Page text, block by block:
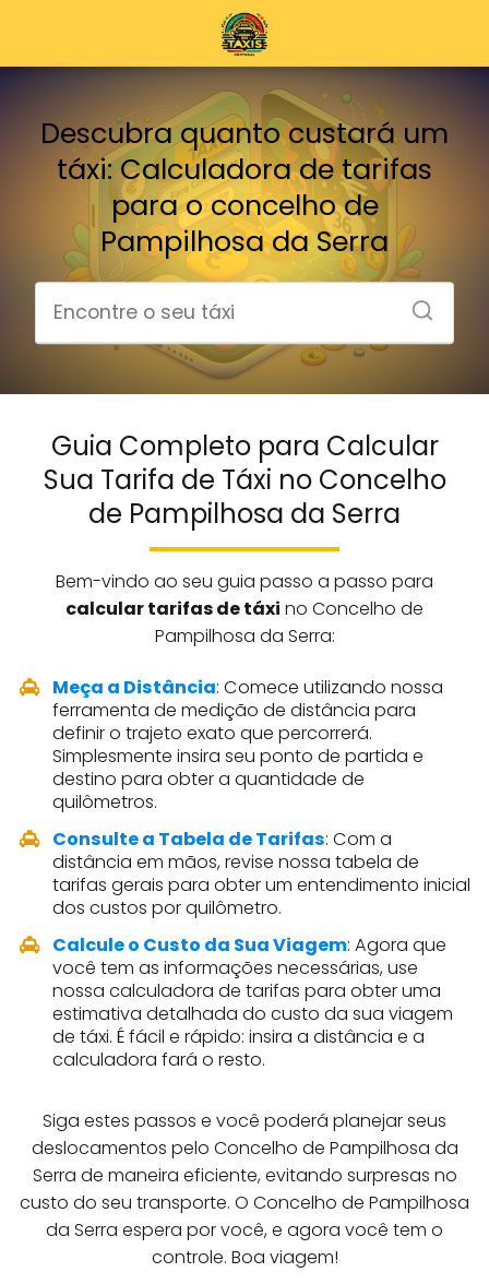
Descubra quanto custará um
táxi: Calculadora de tarifas
para o concelho de
Pampilhosa da Serra
Guia Completo para Calcular
Sua Tarifa de Táxi no Concelho
de Pampilhosa da Serra
Bem-vindo ao seu guia passo a passo para
calcular tarifas de táxi no Concelho de
Pampilhosa da Serra:
Meça a Distância: Comece utilizando nossa
ferramenta de medição de distância para
definir o trajeto exato que percorrerá.
Simplesmente insira seu ponto de partida e
destino para obter a quantidade de
quilômetros.
Consulte a Tabela de Tarifas: Com a
distância em mãos, revise nossa tabela de
tarifas gerais para obter um entendimento inicial
dos custos por quilômetro.
Calcule o Custo da Sua Viagem: Agora que
você tem as informações necessárias, use
nossa calculadora de tarifas para obter uma
estimativa detalhada do custo da sua viagem
de táxi. É fácil e rápido: insira a distância e a
calculadora fará o resto.
Siga estes passos e você poderá planejar seus
deslocamentos pelo Concelho de Pampilhosa da
Serra de maneira eficiente, evitando surpresas no
custo do seu transporte. O Concelho de Pampilhosa
da Serra espera por você, e agora você tem o
controle. Boa viagem!